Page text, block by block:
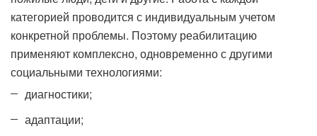
категорией проводится с индивидуальным учетом
конкретной проблемы. Поэтому реабилитацию
применяют комплексно, одновременно с другими
социальными технологиями:
диагностики;
адаптации;